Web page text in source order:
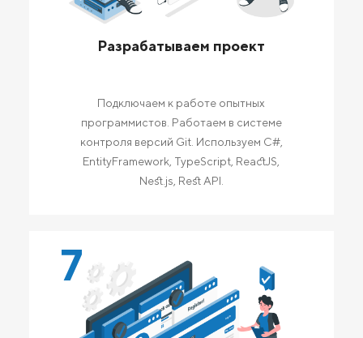
Разрабатываем проект
Подключаем к работе опытных
программистов. Работаем в системе
контроля версий Git. Используем C#,
EntityFramework, TypeScript, ReactJS,
Nest.js, Rest API.
7